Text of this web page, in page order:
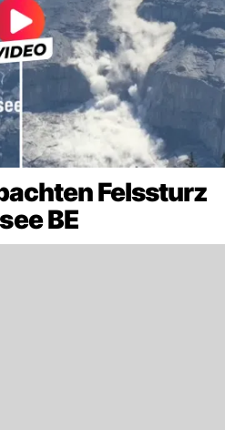
Felssturz
BE